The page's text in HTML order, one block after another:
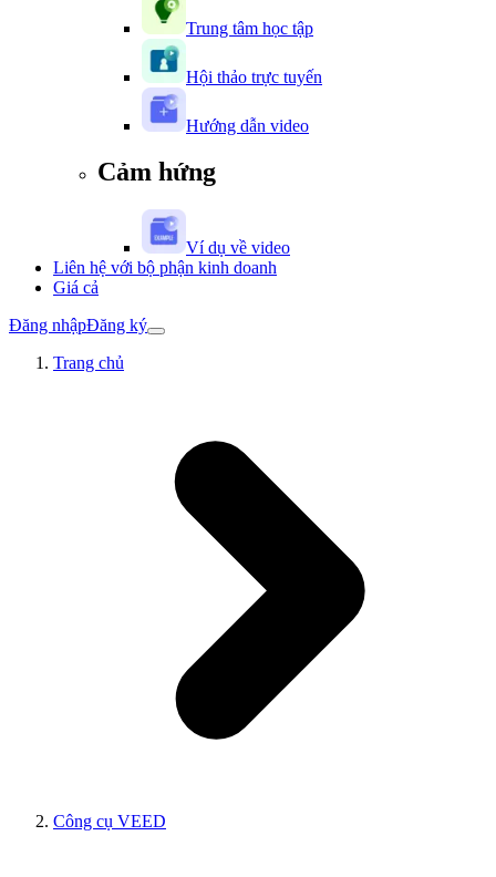
Trung tâm học tập
Hội thảo trực tuyến
Hướng dẫn video
Cảm hứng
Ví dụ về video
Liên hệ với bộ phận kinh doanh
Giá cả
Đăng nhậpĐăng ký
Trang chủ
Công cụ VEED